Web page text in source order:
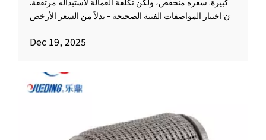
إن اختيار المواصفات الفنية الصحيحة - بدلاً من السعر الأرخص
تتعامل مع الاختيار كقرار فني، فإنك تضمن سلامة نظام العادم
Dec 19, 2025